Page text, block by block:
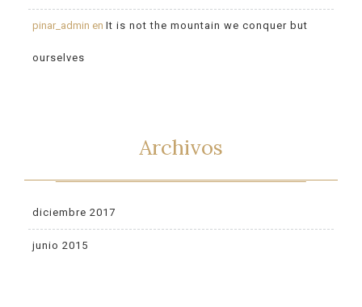
pinar_admin en It is not the mountain we conquer but
ourselves
Archivos
diciembre 2017
junio 2015